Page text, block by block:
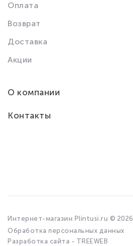
Оплата
Возврат
Доставка
Акции
О компании
Контакты
Интернет-магазин Plintusi.ru © 2026
Обработка персональных данных
Разработка сайта - TREEWEB